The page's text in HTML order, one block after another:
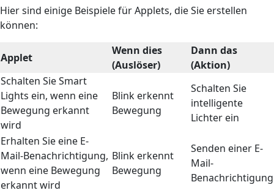
Hier sind einige Beispiele für Applets, die Sie erstellen
können:
Applet
Wenn dies
(Auslöser)
Dann das
(Aktion)
Schalten Sie Smart
Lights ein, wenn eine
Bewegung erkannt
wird
Blink erkennt
Bewegung
Schalten Sie
intelligente
Lichter ein
Erhalten Sie eine E-
Mail-Benachrichtigung,
wenn eine Bewegung
erkannt wird
Blink erkennt
Bewegung
Senden einer E-
Mail-
Benachrichtigung